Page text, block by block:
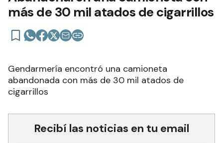
más de 30 mil atados de cigarrillos
Gendarmería encontró una camioneta
abandonada con más de 30 mil atados de
cigarrillos
Recibí las noticias en tu email